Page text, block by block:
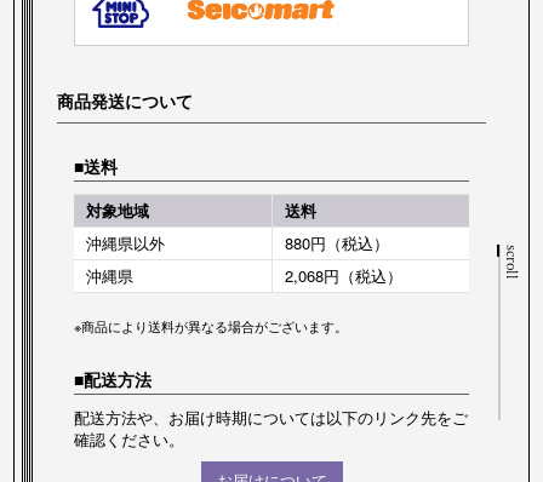
商品発送について
送料
対象地域
送料
沖縄県以外
880円（税込）
沖縄県
2,068円（税込）
※商品により送料が異なる場合がございます。
配送方法
配送方法や、お届け時期については以下のリンク先をご
確認ください。
scroll